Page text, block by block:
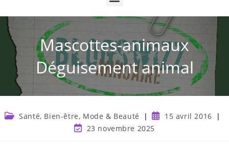
Mascottes-animaux
Déguisement animal
Santé, Bien-être, Mode & Beauté
15 avril 2016
23 novembre 2025